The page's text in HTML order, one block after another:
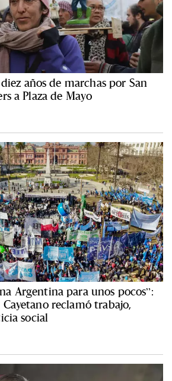
años de marchas por San
a Plaza de Mayo
Argentina para unos pocos”:
reclamó trabajo,
social